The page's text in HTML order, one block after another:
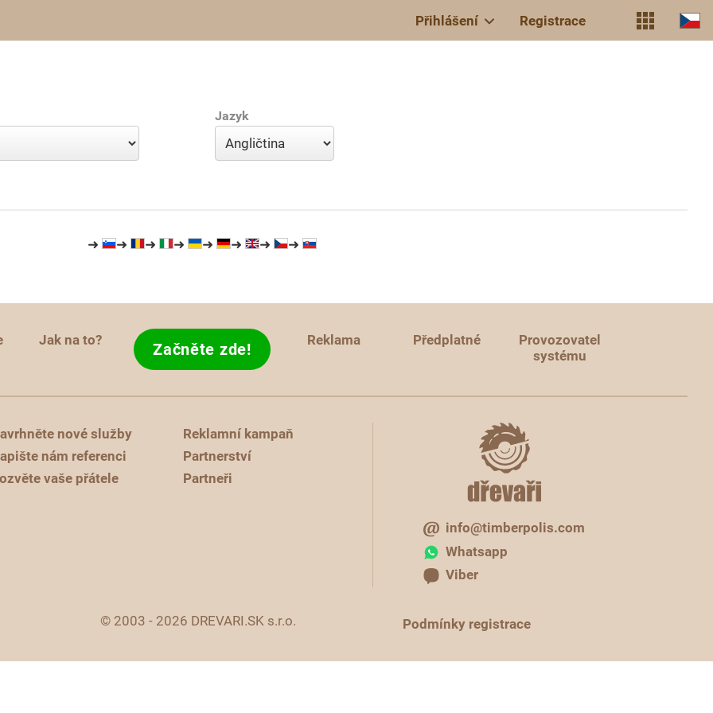
Přihlášení Registrace
Jazyk
➜ ➜ ➜ ➜ ➜ ➜ ➜ ➜
Jak na to? Začněte zde! Reklama Předplatné
Provozovatel
systému
nové služby
nám referenci
vaše přátele
Reklamní kampaň
Partnerství
Partneři
info@timberpolis.com
Whatsapp
Viber
© 2003 - 2026 DREVARI.SK s.r.o. Podmínky registrace